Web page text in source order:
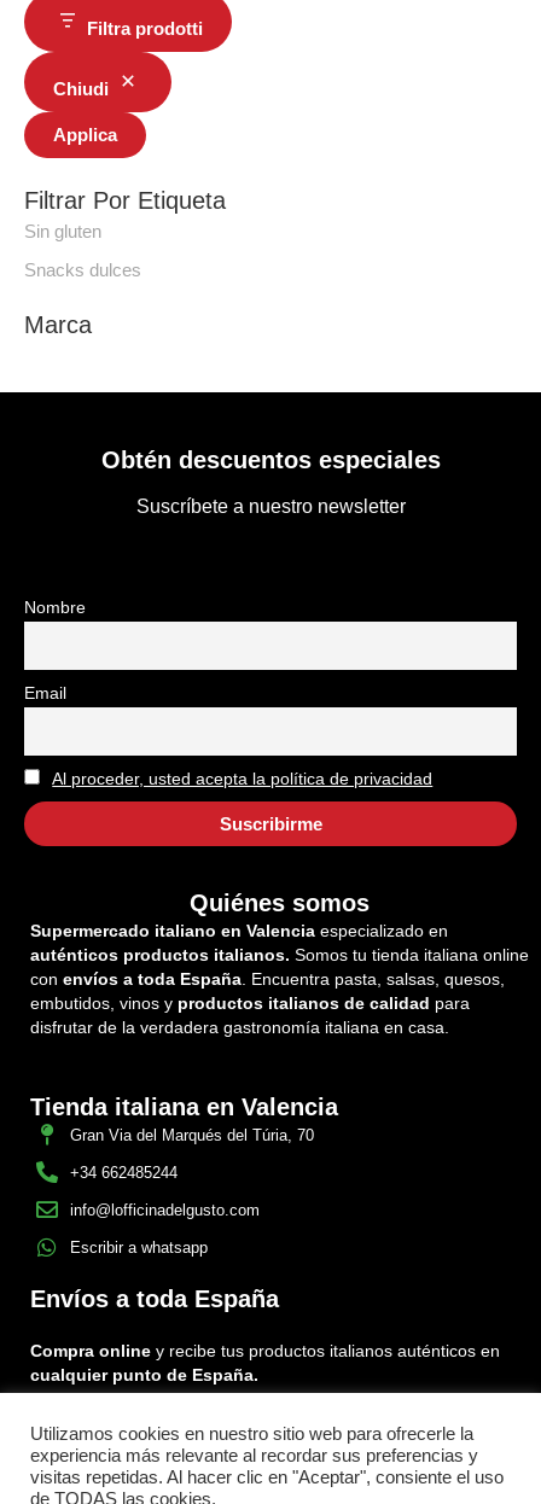
Filtra prodotti
Chiudi
Applica
Filtrar Por Etiqueta
Sin gluten
Snacks dulces
Marca
Obtén descuentos especiales
Suscríbete a nuestro newsletter
Nombre
Email
Al proceder, usted acepta la política de privacidad
Quiénes somos
Supermercado italiano en Valencia especializado en
auténticos productos italianos. Somos tu tienda italiana online
con envíos a toda España. Encuentra pasta, salsas, quesos,
embutidos, vinos y productos italianos de calidad para
disfrutar de la verdadera gastronomía italiana en casa.
Tienda italiana en Valencia
Gran Via del Marqués del Túria, 70
+34 662485244
info@lofficinadelgusto.com
Escribir a whatsapp
Envíos a toda España
Compra online y recibe tus productos italianos auténticos en
cualquier punto de España.
Encuéntranos en:
FacebookInstagram
Tiktok
Utilizamos cookies en nuestro sitio web para ofrecerle la
experiencia más relevante al recordar sus preferencias y
visitas repetidas. Al hacer clic en "Aceptar", consiente el uso
de TODAS las cookies.